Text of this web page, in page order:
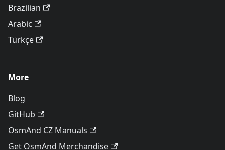
Brazilian
Arabic
Türkçe
More
Blog
GitHub
OsmAnd CZ Manuals
Get OsmAnd Merchandise